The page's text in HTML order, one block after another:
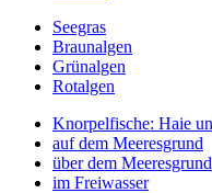
Seegras
Braunalgen
Grünalgen
Rotalgen
Knorpelfische: Haie
auf dem Meeresgrund
über dem Meeresgrund
im Freiwasser